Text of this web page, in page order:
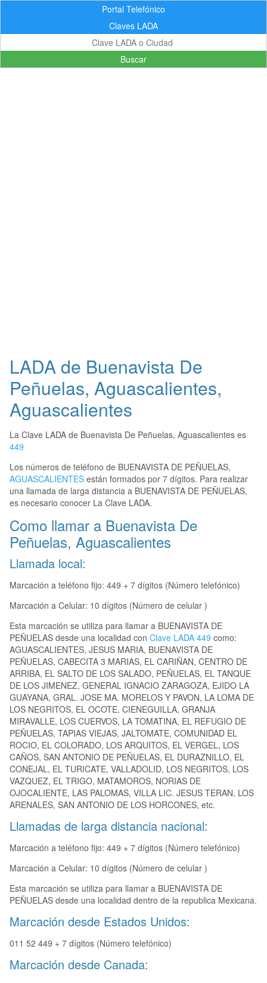
Portal Telefónico
Claves LADA
Buscar
LADA de Buenavista De
Peñuelas, Aguascalientes,
Aguascalientes
La Clave LADA de Buenavista De Peñuelas, Aguascalientes es
449
Los números de teléfono de BUENAVISTA DE PEÑUELAS,
AGUASCALIENTES están formados por 7 dígitos. Para realizar
una llamada de larga distancia a BUENAVISTA DE PEÑUELAS,
es necesario conocer La Clave LADA.
Como llamar a Buenavista De
Peñuelas, Aguascalientes
Llamada local:
Marcación a teléfono fijo: 449 + 7 dígitos (Número telefónico)
Marcación a Celular: 10 dígitos (Número de celular )
Esta marcación se utiliza para llamar a BUENAVISTA DE
PEÑUELAS desde una localidad con Clave LADA 449 como:
AGUASCALIENTES, JESUS MARIA, BUENAVISTA DE
PEÑUELAS, CABECITA 3 MARIAS, EL CARIÑAN, CENTRO DE
ARRIBA, EL SALTO DE LOS SALADO, PEÑUELAS, EL TANQUE
DE LOS JIMENEZ, GENERAL IGNACIO ZARAGOZA, EJIDO LA
GUAYANA, GRAL. JOSE MA. MORELOS Y PAVON, LA LOMA DE
LOS NEGRITOS, EL OCOTE, CIENEGUILLA, GRANJA
MIRAVALLE, LOS CUERVOS, LA TOMATINA, EL REFUGIO DE
PEÑUELAS, TAPIAS VIEJAS, JALTOMATE, COMUNIDAD EL
ROCIO, EL COLORADO, LOS ARQUITOS, EL VERGEL, LOS
CAÑOS, SAN ANTONIO DE PEÑUELAS, EL DURAZNILLO, EL
CONEJAL, EL TURICATE, VALLADOLID, LOS NEGRITOS, LOS
VAZQUEZ, EL TRIGO, MATAMOROS, NORIAS DE
OJOCALIENTE, LAS PALOMAS, VILLA LIC. JESUS TERAN, LOS
ARENALES, SAN ANTONIO DE LOS HORCONES, etc.
Llamadas de larga distancia nacional:
Marcación a teléfono fijo: 449 + 7 dígitos (Número telefónico)
Marcación a Celular: 10 dígitos (Número de celular )
Esta marcación se utiliza para llamar a BUENAVISTA DE
PEÑUELAS desde una localidad dentro de la republica Mexicana.
Marcación desde Estados Unidos:
011 52 449 + 7 dígitos (Número telefónico)
Marcación desde Canada: